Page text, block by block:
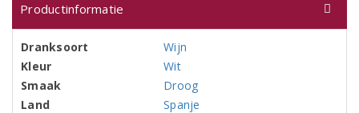
Productinformatie
Dranksoort
Wijn
Kleur
Wit
Smaak
Droog
Land
Spanje